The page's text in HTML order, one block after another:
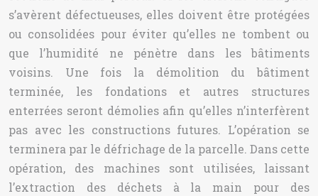
s’avèrent défectueuses, elles doivent être protégées
ou consolidées pour éviter qu’elles ne tombent ou
que l’humidité ne pénètre dans les bâtiments
voisins. Une fois la démolition du bâtiment
terminée, les fondations et autres structures
enterrées seront démolies afin qu’elles n’interfèrent
pas avec les constructions futures. L’opération se
terminera par le défrichage de la parcelle. Dans cette
opération, des machines sont utilisées, laissant
l’extraction des déchets à la main pour des